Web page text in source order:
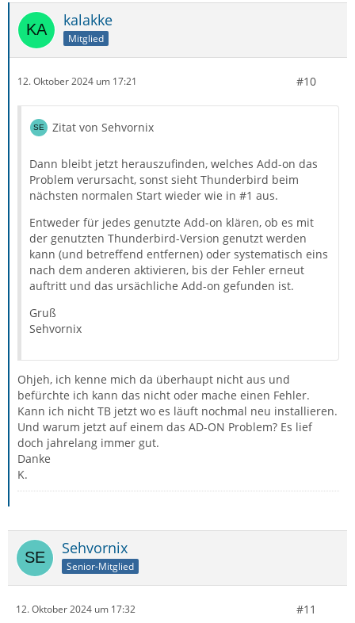
kalakke
Mitglied
12. Oktober 2024 um 17:21 #10
Zitat von Sehvornix
Dann bleibt jetzt herauszufinden, welches Add-on das
Problem verursacht, sonst sieht Thunderbird beim
nächsten normalen Start wieder wie in #1 aus.
Entweder für jedes genutzte Add-on klären, ob es mit
der genutzten Thunderbird-Version genutzt werden
kann (und betreffend entfernen) oder systematisch eins
nach dem anderen aktivieren, bis der Fehler erneut
auftritt und das ursächliche Add-on gefunden ist.
Gruß
Sehvornix
Ohjeh, ich kenne mich da überhaupt nicht aus und
befürchte ich kann das nicht oder mache einen Fehler.
Kann ich nicht TB jetzt wo es läuft nochmal neu installieren.
Und warum jetzt auf einem das AD-ON Problem? Es lief
doch jahrelang immer gut.
Danke
K.
Sehvornix
Senior-Mitglied
12. Oktober 2024 um 17:32 #11